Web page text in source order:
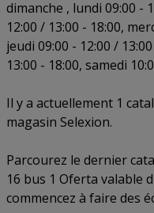
dimanche , lundi 09:00 -
12:00 / 13:00 - 18:00,
jeudi 09:00 - 12:00 /
13:00 - 18:00, samedi
Il y a actuellement 1
magasin Selexion.
Parcourez le dernier
16 bus 1 Oferta valable
commencez à faire des
actief scannen ter
en/of openen.
advertentie- en
ontwikkeling van diensten.
Partnerlijst (derden)